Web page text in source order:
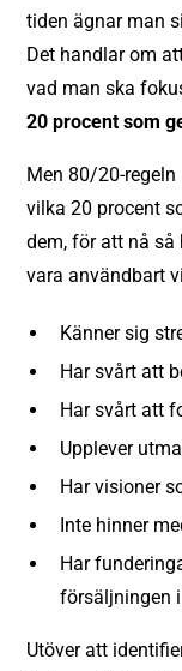
tiden ägnar man
Det handlar om
vad man ska
20 procent som
Men 80/20-
vilka 20 procent
dem, för att nå
vara användbart
Känner sig
Har svårt att
Har svårt att
Upplever
Har visioner
Inte hinner
Har
försäljningen
Utöver att